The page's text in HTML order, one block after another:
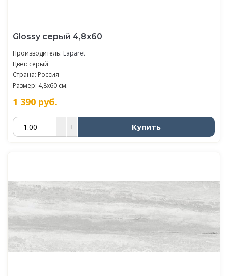
Glossy серый 4,8х60
Производитель: Laparet
Цвет: серый
Страна: Россия
Размер: 4,8x60 см.
1 390 руб.
– + Купить